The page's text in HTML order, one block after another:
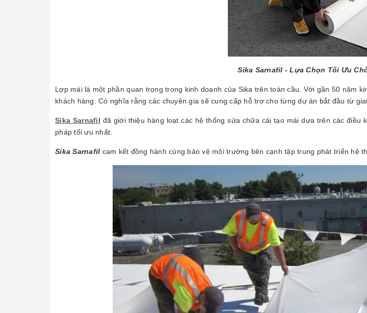
Sika Sarnafil - Lựa Chọn Tối Ưu
Lợp mái là một phần quan trọng trong kinh doanh của Sika trên toàn cầu. Với gần 50 năm
khách hàng. Có nghĩa rằng các chuyên gia sẽ cung cấp hỗ trợ cho từng dự án bắt đầu từ
Sika Sarnafil đã giới thiệu hàng loạt các hệ thống sửa chữa cải tạo mái dựa trên các
pháp tối ưu nhất.
Sika Sarnafil cam kết đồng hành cùng bảo vệ môi trường bên cạnh tập trung phát triển hệ